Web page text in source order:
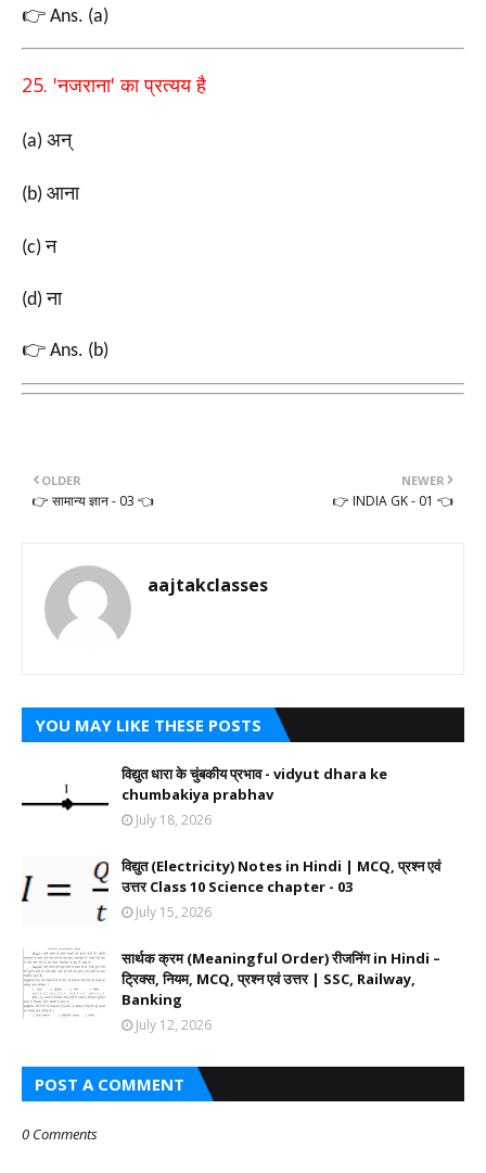
👉 Ans. (a)
25. 'नजराना'का प्रत्यय है
(a) अन्
(b) आना
(c)न
(d)ना
👉 Ans. (b)
NEWER
👉 INDIA GK - 01 👈
OLDER
👉 सामान्य ज्ञान - 03 👈
aajtakclasses
YOU MAY LIKE THESE POSTS
विद्युत धारा के चुंबकीय प्रभाव - vidyut dhara ke
chumbakiya prabhav
July 18, 2026
विद्युत (Electricity) Notes in Hindi | MCQ, प्रश्न एवं
उत्तर Class 10 Science chapter - 03
July 15, 2026
सार्थक क्रम (Meaningful Order) रीजनिंग in Hindi –
ट्रिक्स, नियम, MCQ, प्रश्न एवं उत्तर | SSC, Railway,
Banking
July 12, 2026
POST A COMMENT
0 Comments